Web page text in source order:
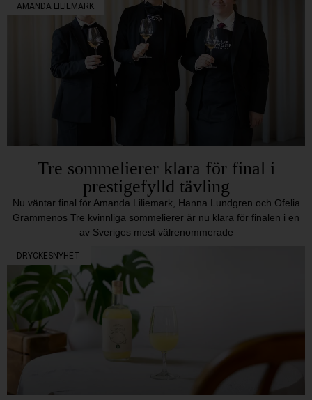
AMANDA LILIEMARK
Tre sommelierer klara för final i
prestigefylld tävling
Nu väntar final för Amanda Liliemark, Hanna Lundgren och Ofelia
Grammenos Tre kvinnliga sommelierer är nu klara för finalen i en
av Sveriges mest välrenommerade
DRYCKESNYHET